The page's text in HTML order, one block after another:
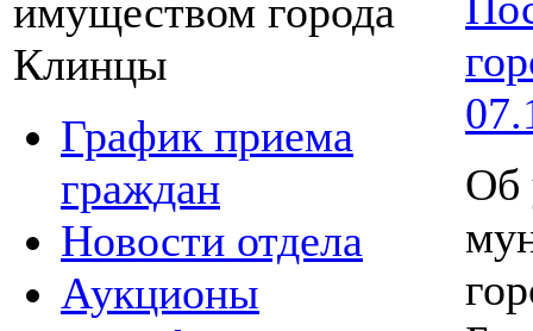
имуществом города
Клинцы
График приема
граждан
Новости отдела
Аукционы
Об